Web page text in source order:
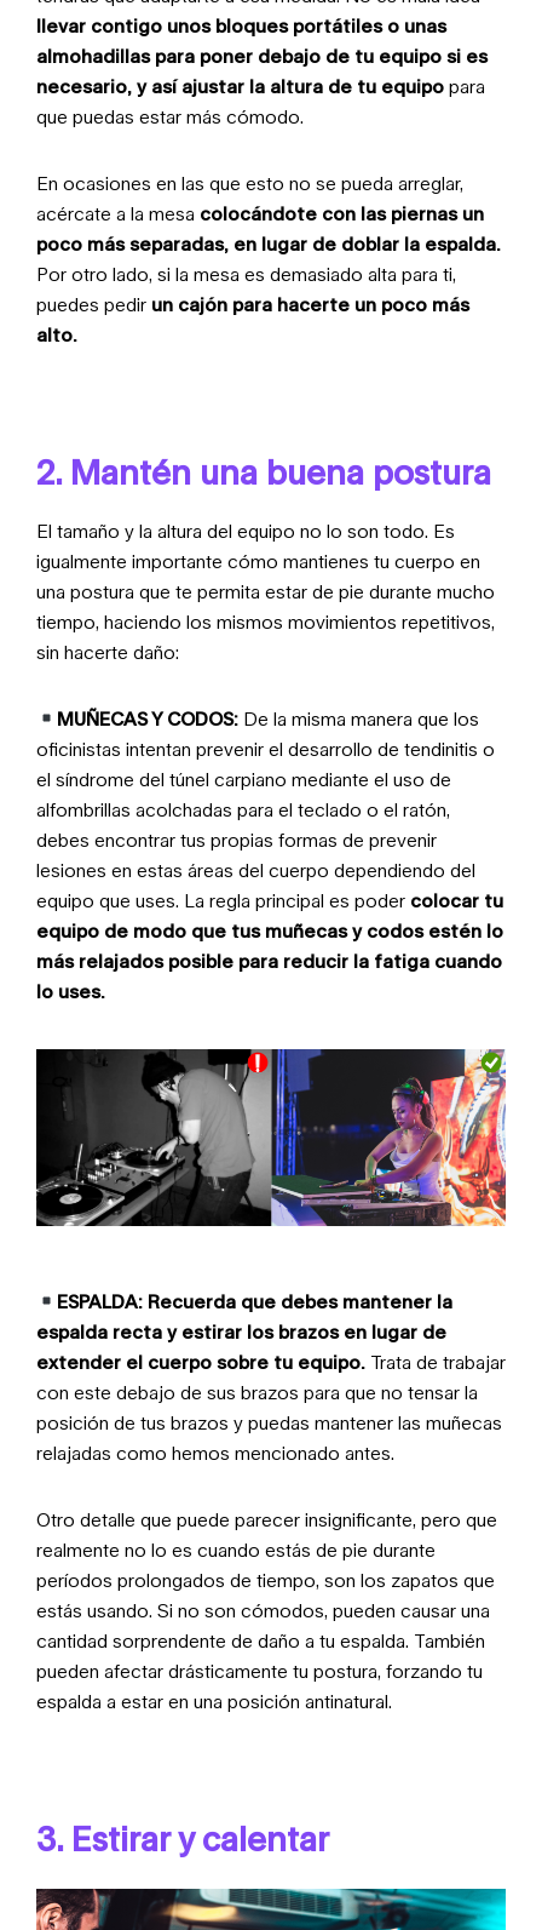
llevar contigo unos bloques portátiles o unas
almohadillas para poner debajo de tu equipo si es
necesario, y así ajustar la altura de tu equipo para
que puedas estar más cómodo.
En ocasiones en las que esto no se pueda arreglar,
acércate a la mesa colocándote con las piernas un
poco más separadas, en lugar de doblar la espalda.
Por otro lado, si la mesa es demasiado alta para ti,
puedes pedir un cajón para hacerte un poco más
alto.
2. Mantén una buena postura
El tamaño y la altura del equipo no lo son todo. Es
igualmente importante cómo mantienes tu cuerpo en
una postura que te permita estar de pie durante mucho
tiempo, haciendo los mismos movimientos repetitivos,
sin hacerte daño:
MUÑECAS Y CODOS: De la misma manera que los
oficinistas intentan prevenir el desarrollo de tendinitis o
el síndrome del túnel carpiano mediante el uso de
alfombrillas acolchadas para el teclado o el ratón,
debes encontrar tus propias formas de prevenir
lesiones en estas áreas del cuerpo dependiendo del
equipo que uses. La regla principal es poder colocar tu
equipo de modo que tus muñecas y codos estén lo
más relajados posible para reducir la fatiga cuando
lo uses.
ESPALDA: Recuerda que debes mantener la
espalda recta y estirar los brazos en lugar de
extender el cuerpo sobre tu equipo. Trata de trabajar
con este debajo de sus brazos para que no tensar la
posición de tus brazos y puedas mantener las muñecas
relajadas como hemos mencionado antes.
Otro detalle que puede parecer insignificante, pero que
realmente no lo es cuando estás de pie durante
períodos prolongados de tiempo, son los zapatos que
estás usando. Si no son cómodos, pueden causar una
cantidad sorprendente de daño a tu espalda. También
pueden afectar drásticamente tu postura, forzando tu
espalda a estar en una posición antinatural.
3. Estirar y calentar